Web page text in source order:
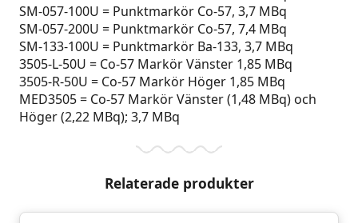
SM-057-100U = Punktmarkör Co-57, 3,7 MBq
SM-057-200U = Punktmarkör Co-57, 7,4 MBq
SM-133-100U = Punktmarkör Ba-133, 3,7 MBq
3505-L-50U = Co-57 Markör Vänster 1,85 MBq
3505-R-50U = Co-57 Markör Höger 1,85 MBq
MED3505 = Co-57 Markör Vänster (1,48 MBq) och
Höger (2,22 MBq); 3,7 MBq
Relaterade produkter